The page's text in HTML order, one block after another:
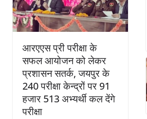
आरएएस प्री परीक्षा के
सफल आयोजन को लेकर
प्रशासन सतर्क, जयपुर के
240 परीक्षा केन्द्रों पर 91
हजार 513 अभ्यर्थी कल देंगे
परीक्षा